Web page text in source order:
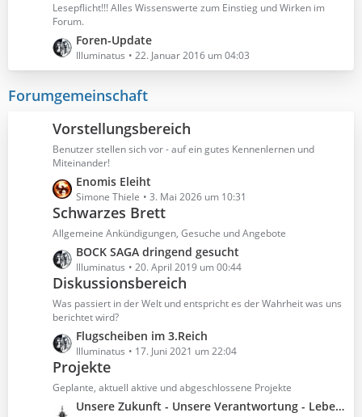
Lesepflicht!!! Alles Wissenswerte zum Einstieg und Wirken im
Forum.
L
e
t
t
e
B
e
i
t
r
ä
g
e
Foren-Update
Illuminatus 22. Januar 2016 um 04:03
Forumgemeinschaft
Vorstellungsbereich
Benutzer stellen sich vor - auf ein gutes Kennenlernen und
Miteinander!
L
e
t
z
e
B
i
r
ä
g
e
Enomis Eleiht
Simone Thiele 3. Mai 2026 um 10:31
Schwarzes Brett
Allgemeine Ankündigungen, Gesuche und Angebote
L
e
t
z
t
e
B
e
i
BOCK SAGA dringend gesucht
Illuminatus 20. April 2019 um 00:44
Diskussionsbereich
Was passiert in der Welt und entspricht es der Wahrheit was uns
berichtet wird?
L
e
t
z
Flugscheiben im 3.Reich
Illuminatus 17. Juni 2021 um 22:04
Projekte
Geplante, aktuell aktive und abgeschlossene Projekte
Unsere Zukunft - Unsere Verantwortung - Leben im Hier und Jetzt - Ab dem 28.05.2015